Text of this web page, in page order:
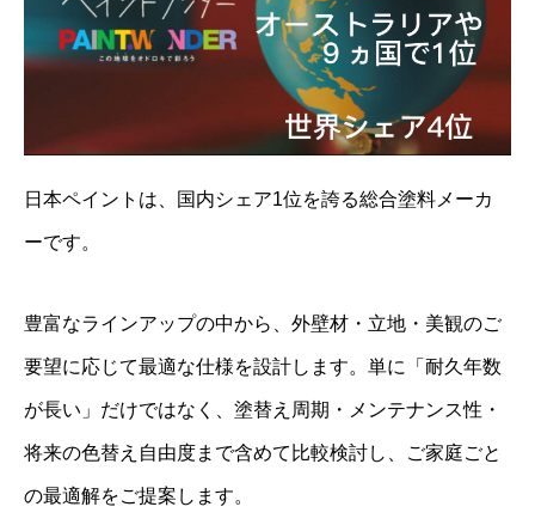
日本ペイントは、国内シェア1位を誇る総合塗料メーカ
ーです。
豊富なラインアップの中から、外壁材・立地・美観のご
要望に応じて最適な仕様を設計します。単に「耐久年数
が長い」だけではなく、塗替え周期・メンテナンス性・
将来の色替え自由度まで含めて比較検討し、ご家庭ごと
の最適解をご提案します。

電話